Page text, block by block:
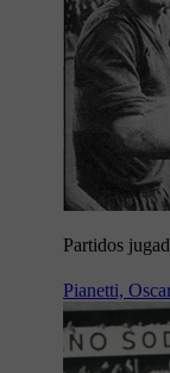
Partidos
Pianetti,